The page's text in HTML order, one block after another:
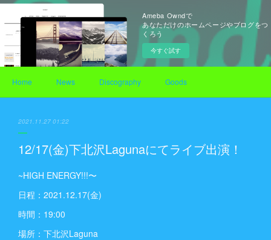
Ameba Owndで
あなただけのホームページやブログをつ
くろう
今すぐ試す
Home News Discography Goods
2021.11.27 01:22
12/17(金)下北沢Lagunaにてライブ出演！
~HIGH ENERGY!!!〜
日程：2021.12.17(金)
時間：19:00
場所：下北沢Laguna